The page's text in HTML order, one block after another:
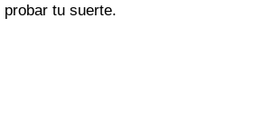
probar tu suerte.